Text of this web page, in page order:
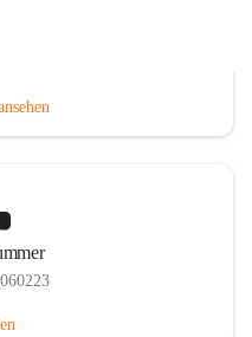
an der Weinstraße,